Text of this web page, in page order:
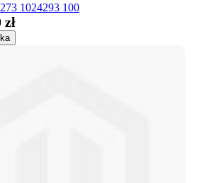
1024293 100
zł